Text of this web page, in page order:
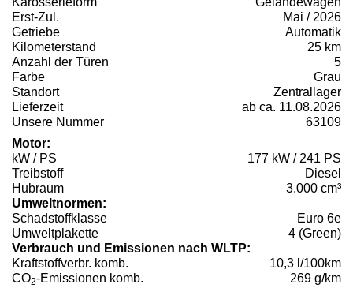
Erst-Zul.
Mai / 2026
Getriebe
Automatik
Kilometerstand
25 km
Anzahl der Türen
5
Farbe
Grau
Standort
Zentrallager
Lieferzeit
ab ca. 11.08.2026
Unsere Nummer
63109
Motor:
kW / PS
177 kW / 241 PS
Treibstoff
Diesel
Hubraum
3.000 cm³
Umweltnormen:
Schadstoffklasse
Euro 6e
Umweltplakette
4 (Green)
Verbrauch und Emissionen nach WLTP:
Kraftstoffverbr. komb.
10,3 l/100km
CO2-Emissionen komb.
269 g/km